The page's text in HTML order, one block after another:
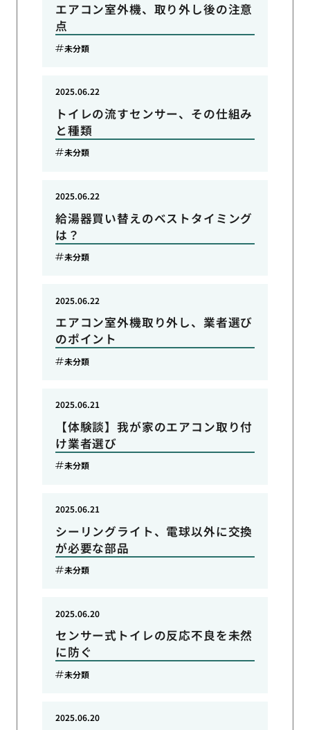
エアコン室外機、取り外し後の注意
点
未分類
トイレの流すセンサー、その仕組み
と種類
2025.06.22
未分類
給湯器買い替えのベストタイミング
は？
2025.06.22
未分類
エアコン室外機取り外し、業者選び
のポイント
2025.06.22
未分類
【体験談】我が家のエアコン取り付
け業者選び
2025.06.21
未分類
シーリングライト、電球以外に交換
が必要な部品
2025.06.21
未分類
センサー式トイレの反応不良を未然
に防ぐ
2025.06.20
未分類
2025.06.20